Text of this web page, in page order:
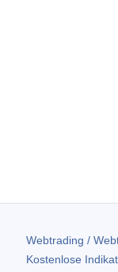
Webtrading /
Kostenlose